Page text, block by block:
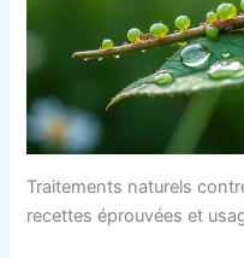
Traitements naturels
recettes éprouvées et